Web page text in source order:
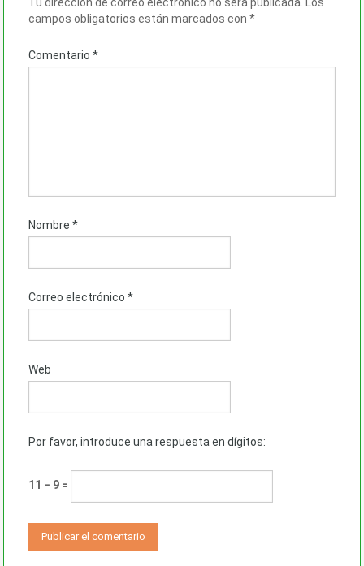
campos obligatorios están marcados con *
Comentario *
Nombre *
Correo electrónico *
Web
Por favor, introduce una respuesta en dígitos:
11 − 9 =